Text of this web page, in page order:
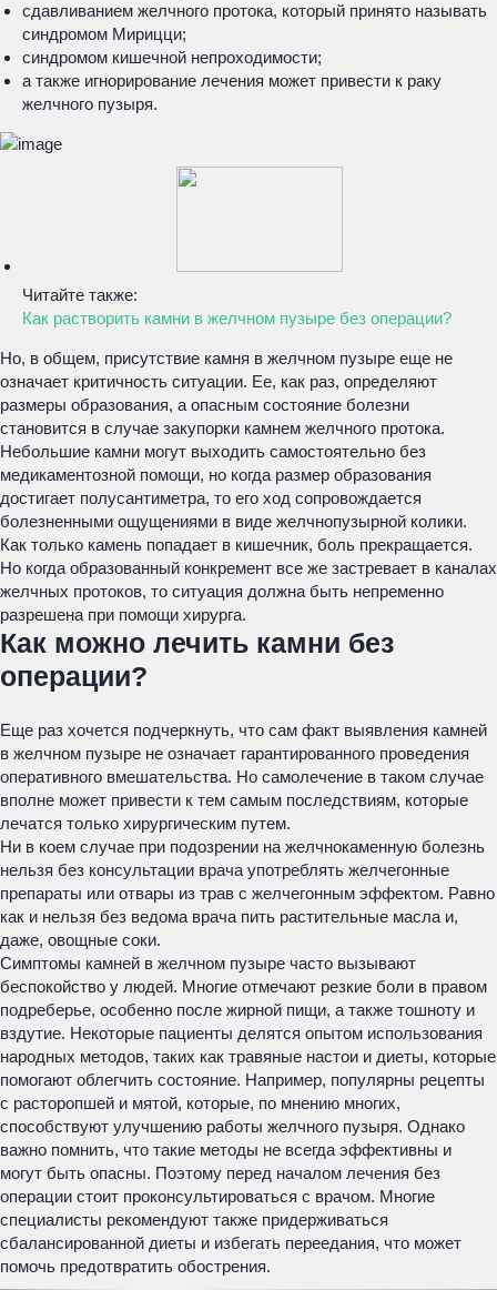
сдавливанием желчного протока, который принято называть
синдромом Мирицци;
синдромом кишечной непроходимости;
а также игнорирование лечения может привести к раку
желчного пузыря.
Читайте также:
Как растворить камни в желчном пузыре без операции?
Но, в общем, присутствие камня в желчном пузыре еще не
означает критичность ситуации. Ее, как раз, определяют
размеры образования, а опасным состояние болезни
становится в случае закупорки камнем желчного протока.
Небольшие камни могут выходить самостоятельно без
медикаментозной помощи, но когда размер образования
достигает полусантиметра, то его ход сопровождается
болезненными ощущениями в виде желчнопузырной колики.
Как только камень попадает в кишечник, боль прекращается.
Но когда образованный конкремент все же застревает в каналах
желчных протоков, то ситуация должна быть непременно
разрешена при помощи хирурга.
Как можно лечить камни без
операции?
Еще раз хочется подчеркнуть, что сам факт выявления камней
в желчном пузыре не означает гарантированного проведения
оперативного вмешательства. Но самолечение в таком случае
вполне может привести к тем самым последствиям, которые
лечатся только хирургическим путем.
Ни в коем случае при подозрении на желчнокаменную болезнь
нельзя без консультации врача употреблять желчегонные
препараты или отвары из трав с желчегонным эффектом. Равно
как и нельзя без ведома врача пить растительные масла и,
даже, овощные соки.
Симптомы камней в желчном пузыре часто вызывают
беспокойство у людей. Многие отмечают резкие боли в правом
подреберье, особенно после жирной пищи, а также тошноту и
вздутие. Некоторые пациенты делятся опытом использования
народных методов, таких как травяные настои и диеты, которые
помогают облегчить состояние. Например, популярны рецепты
с расторопшей и мятой, которые, по мнению многих,
способствуют улучшению работы желчного пузыря. Однако
важно помнить, что такие методы не всегда эффективны и
могут быть опасны. Поэтому перед началом лечения без
операции стоит проконсультироваться с врачом. Многие
специалисты рекомендуют также придерживаться
сбалансированной диеты и избегать переедания, что может
помочь предотвратить обострения.